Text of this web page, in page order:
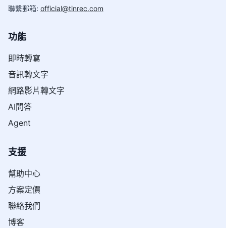
聯繫郵箱: official@tinrec.com
功能
即時轉寫
音訊轉文字
網路影片轉文字
AI問答
Agent
支援
幫助中心
方案定價
聯絡我們
博客